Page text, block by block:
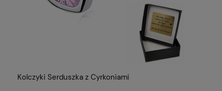
Kolczyki Serduszka z Cyrkoniami